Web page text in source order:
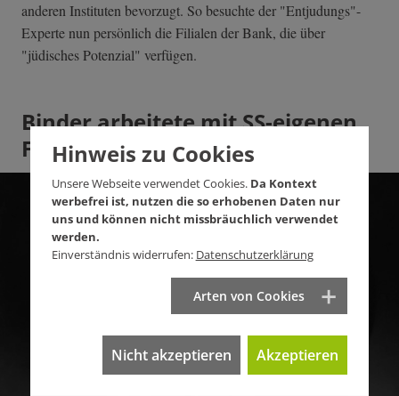
anderen Instituten bevorzugt. So besuchte der "Entjudungs"-
Experte nun persönlich die Filialen der Bank, die über
"jüdisches Potenzial" verfügen.
Binder arbeitete mit SS-eigenen
Firmen zusammen
Hinweis zu Cookies
Unsere Webseite verwendet Cookies. Da Kontext
werbefrei ist, nutzen die so erhobenen Daten nur
uns und können nicht missbräuchlich verwendet
werden.
Einverständnis widerrufen: Datenschutzerklärung
Arten von Cookies
Nicht akzeptieren Akzeptieren